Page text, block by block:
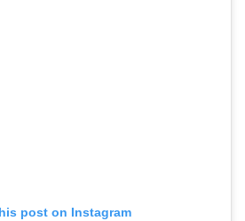
post on Instagram